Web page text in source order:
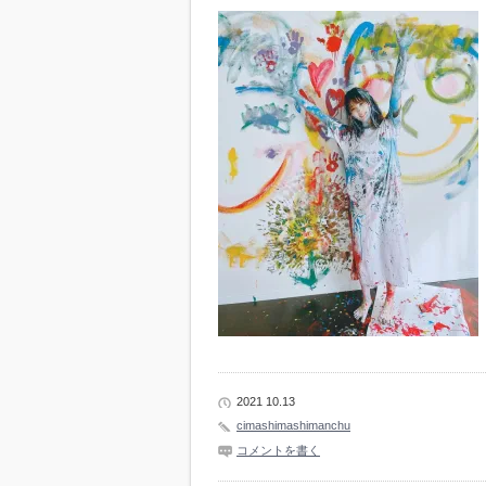
2021 10.13
cimashimashimanchu
コメントを書く